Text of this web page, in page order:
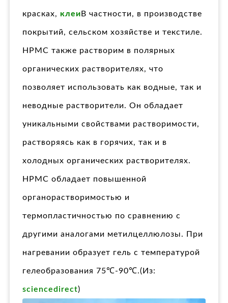
красках, клеи В частности, в производстве
покрытий, сельском хозяйстве и текстиле.
HPMC также растворим в полярных
органических растворителях, что
позволяет использовать как водные, так и
неводные растворители. Он обладает
уникальными свойствами растворимости,
растворяясь как в горячих, так и в
холодных органических растворителях.
HPMC обладает повышенной
органорастворимостью и
термопластичностью по сравнению с
другими аналогами метилцеллюлозы. При
нагревании образует гель с температурой
гелеобразования 75℃-90℃.(Из:
sciencedirect)